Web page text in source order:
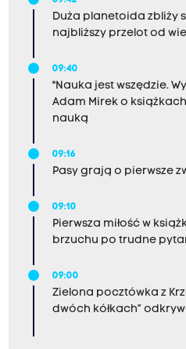
Duża planetoida zbliży
najbliższy przelot od
09:40
"Nauka jest wszędzie.
Adam Mirek o
nauką
09:16
Pasy grają o pierwsze
09:10
Pierwsza miłość w
brzuchu po trudne
09:00
Zielona pocztówka z
dwóch kółkach”